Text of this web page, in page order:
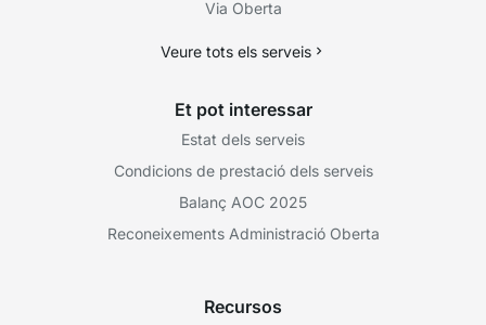
Via Oberta
Veure tots els serveis
Et pot interessar
Estat dels serveis
Condicions de prestació dels serveis
Balanç AOC 2025
Reconeixements Administració Oberta
Recursos